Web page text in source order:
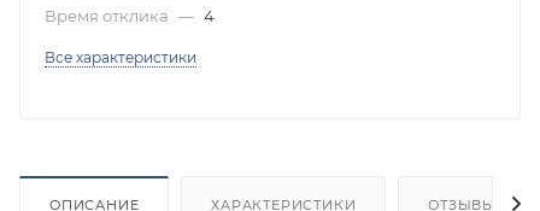
Время отклика — 4
Все характеристики
ОПИСАНИЕ ХАРАКТЕРИСТИКИ ОТЗЫВЫ